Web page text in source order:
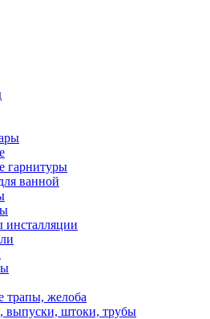
гарнитуры
ванной
инсталляции
трапы, желоба
штоки, трубы